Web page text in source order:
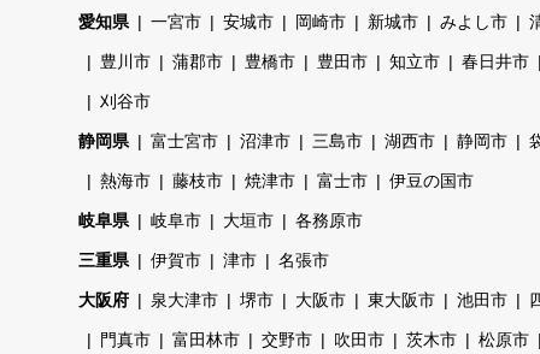
愛知県 一宮市 安城市 岡崎市 新城市 みよし市
豊川市 蒲郡市 豊橋市 豊田市 知立市 春日井市
刈谷市
静岡県 富士宮市 沼津市 三島市 湖西市 静岡市
熱海市 藤枝市 焼津市 富士市 伊豆の国市
岐阜県 岐阜市 大垣市 各務原市
三重県 伊賀市 津市 名張市
大阪府 泉大津市 堺市 大阪市 東大阪市 池田市
門真市 富田林市 交野市 吹田市 茨木市 松原市